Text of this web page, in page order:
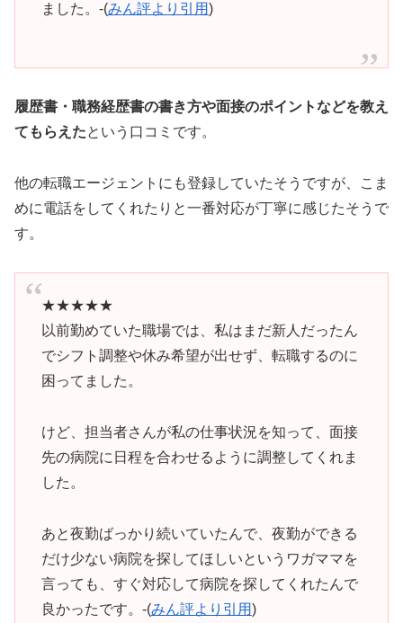
ました。-(みん評より引用)
履歴書・職務経歴書の書き方や面接のポイントなどを教え
てもらえたという口コミです。
他の転職エージェントにも登録していたそうですが、こま
めに電話をしてくれたりと一番対応が丁寧に感じたそうで
す。
★★★★★
以前勤めていた職場では、私はまだ新人だったん
でシフト調整や休み希望が出せず、転職するのに
困ってました。
けど、担当者さんが私の仕事状況を知って、面接
先の病院に日程を合わせるように調整してくれま
した。
あと夜勤ばっかり続いていたんで、夜勤ができる
だけ少ない病院を探してほしいというワガママを
言っても、すぐ対応して病院を探してくれたんで
良かったです。-(みん評より引用)